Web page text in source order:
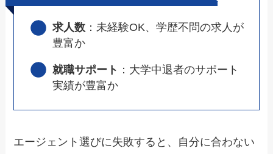
求人数 ：未経験OK、学歴不問の求人が
豊富か
就職サポート ：大学中退者のサポート
実績が豊富か
エージェント選びに失敗すると、自分に合わない